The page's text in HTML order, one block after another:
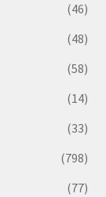
(46)
(48)
(58)
(14)
(33)
(798)
(77)